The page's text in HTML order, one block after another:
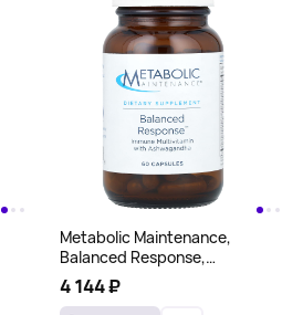
Metabolic Maintenance,
Balanced Response,
сбалансированный ответ, 60
капсул
4 144 ₽